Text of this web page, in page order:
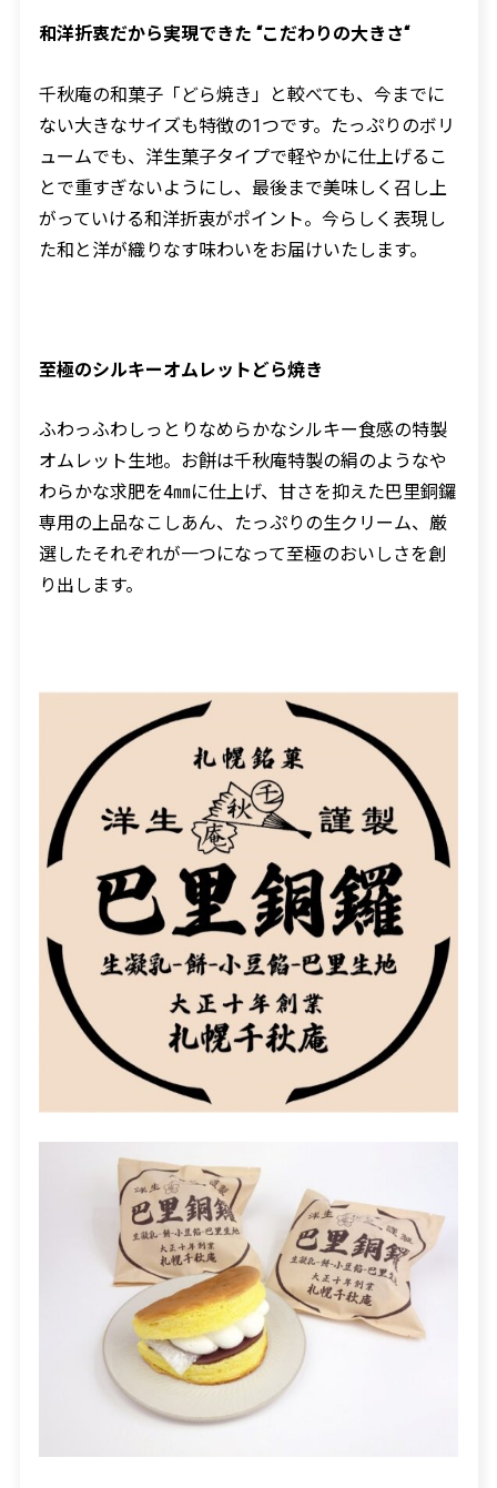
和洋折衷だから実現できた “こだわりの大きさ“
千秋庵の和菓子「どら焼き」と較べても、今までに
ない大きなサイズも特徴の1つです。たっぷりのボリ
ュームでも、洋生菓子タイプで軽やかに仕上げるこ
とで重すぎないようにし、最後まで美味しく召し上
がっていける和洋折衷がポイント。今らしく表現し
た和と洋が織りなす味わいをお届けいたします。
至極のシルキーオムレットどら焼き
ふわっふわしっとりなめらかなシルキー食感の特製
オムレット生地。お餅は千秋庵特製の絹のようなや
わらかな求肥を4㎜に仕上げ、甘さを抑えた巴里銅鑼
専用の上品なこしあん、たっぷりの生クリーム、厳
選したそれぞれが一つになって至極のおいしさを創
り出します。